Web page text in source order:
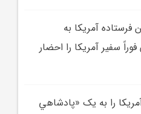
آمريکا به
سفير آمريکا را احضار
را به يک «پادشاهي